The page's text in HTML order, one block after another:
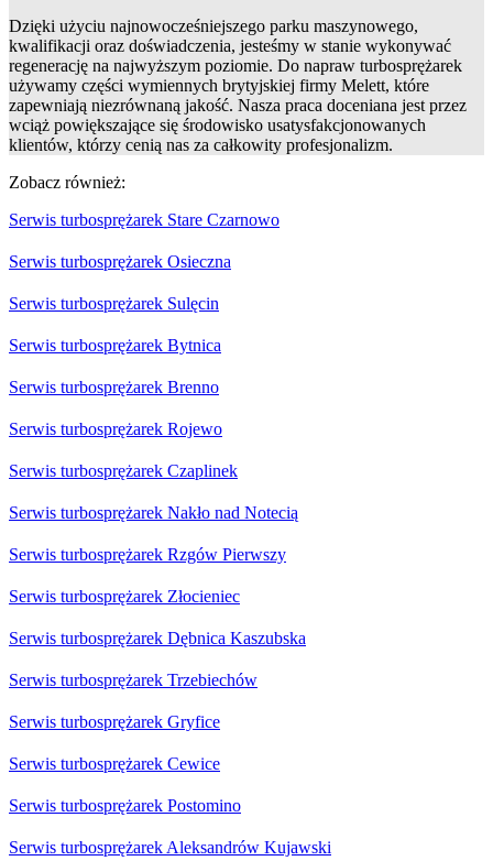
Dzięki użyciu najnowocześniejszego parku maszynowego,
kwalifikacji oraz doświadczenia, jesteśmy w stanie wykonywać
regenerację na najwyższym poziomie. Do napraw turbosprężarek
używamy części wymiennych brytyjskiej firmy Melett, które
zapewniają niezrównaną jakość. Nasza praca doceniana jest przez
wciąż powiększające się środowisko usatysfakcjonowanych
klientów, którzy cenią nas za całkowity profesjonalizm.
Zobacz również:
Serwis turbosprężarek Stare Czarnowo
Serwis turbosprężarek Osieczna
Serwis turbosprężarek Sulęcin
Serwis turbosprężarek Bytnica
Serwis turbosprężarek Brenno
Serwis turbosprężarek Rojewo
Serwis turbosprężarek Czaplinek
Serwis turbosprężarek Nakło nad Notecią
Serwis turbosprężarek Rzgów Pierwszy
Serwis turbosprężarek Złocieniec
Serwis turbosprężarek Dębnica Kaszubska
Serwis turbosprężarek Trzebiechów
Serwis turbosprężarek Gryfice
Serwis turbosprężarek Cewice
Serwis turbosprężarek Postomino
Serwis turbosprężarek Aleksandrów Kujawski